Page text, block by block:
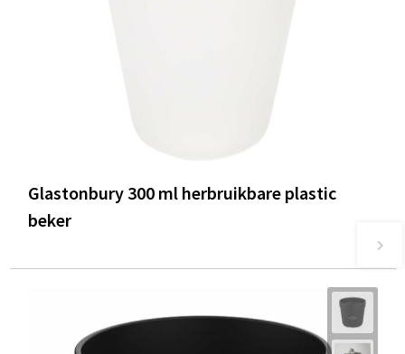
Glastonbury 300 ml herbruikbare plastic
beker